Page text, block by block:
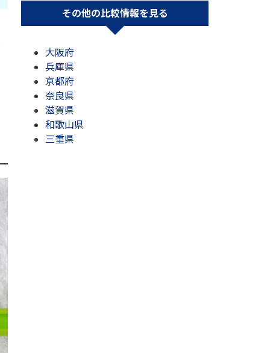
その他の比較情報を見る
大阪府
兵庫県
京都府
奈良県
滋賀県
和歌山県
三重県